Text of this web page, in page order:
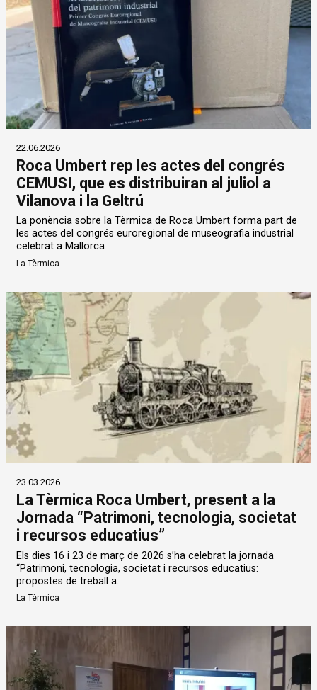
22.06.2026
Roca Umbert rep les actes del congrés
CEMUSI, que es distribuiran al juliol a
Vilanova i la Geltrú
La ponència sobre la Tèrmica de Roca Umbert forma part de
les actes del congrés euroregional de museografia industrial
celebrat a Mallorca
La Tèrmica
23.03.2026
La Tèrmica Roca Umbert, present a la
Jornada “Patrimoni, tecnologia, societat
i recursos educatius”
Els dies 16 i 23 de març de 2026 s’ha celebrat la jornada
“Patrimoni, tecnologia, societat i recursos educatius:
propostes de treball a...
La Tèrmica